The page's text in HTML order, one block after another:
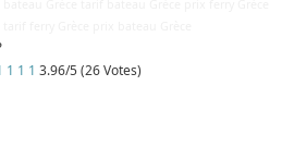
1 1 1 3.96/5 (26 Votes)